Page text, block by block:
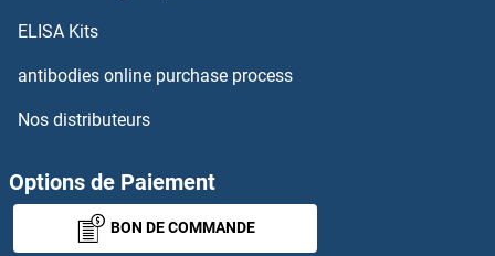
ELISA Kits
antibodies online purchase process
Nos distributeurs
Options de Paiement
BON DE COMMANDE